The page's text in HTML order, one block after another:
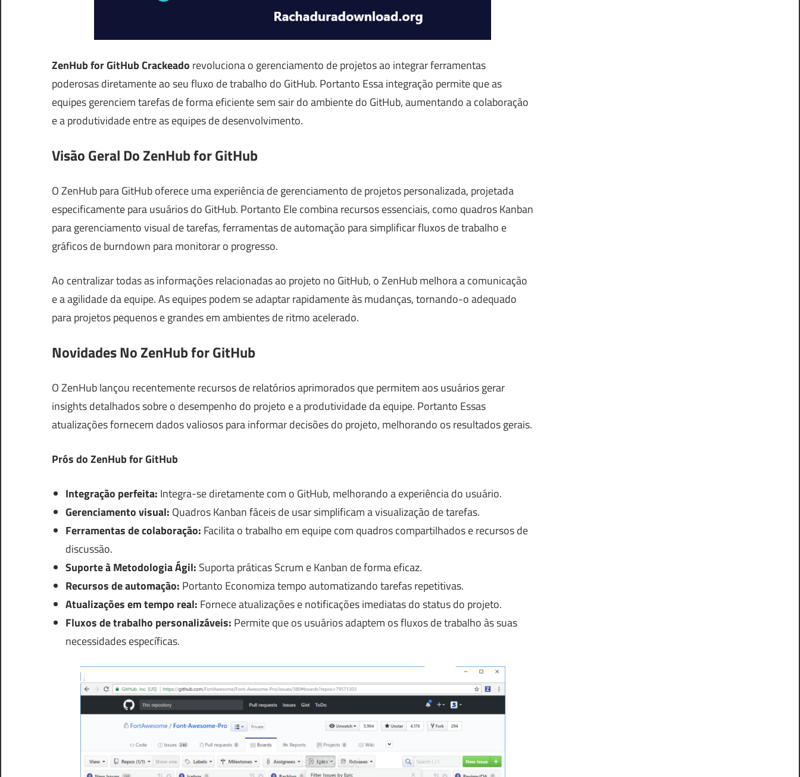
ZenHub for GitHub Crackeado revoluciona o gerenciamento de projetos ao integrar ferramentas
poderosas diretamente ao seu fluxo de trabalho do GitHub. Portanto Essa integração permite que as
equipes gerenciem tarefas de forma eficiente sem sair do ambiente do GitHub, aumentando a colaboração
e a produtividade entre as equipes de desenvolvimento.
Visão Geral Do ZenHub for GitHub
O ZenHub para GitHub oferece uma experiência de gerenciamento de projetos personalizada, projetada
especificamente para usuários do GitHub. Portanto Ele combina recursos essenciais, como quadros Kanban
para gerenciamento visual de tarefas, ferramentas de automação para simplificar fluxos de trabalho e
gráficos de burndown para monitorar o progresso.
Ao centralizar todas as informações relacionadas ao projeto no GitHub, o ZenHub melhora a comunicação
e a agilidade da equipe. As equipes podem se adaptar rapidamente às mudanças, tornando-o adequado
para projetos pequenos e grandes em ambientes de ritmo acelerado.
Novidades No ZenHub for GitHub
O ZenHub lançou recentemente recursos de relatórios aprimorados que permitem aos usuários gerar
insights detalhados sobre o desempenho do projeto e a produtividade da equipe. Portanto Essas
atualizações fornecem dados valiosos para informar decisões do projeto, melhorando os resultados gerais.
Prós do ZenHub for GitHub
Integração perfeita: Integra-se diretamente com o GitHub, melhorando a experiência do usuário.
Gerenciamento visual: Quadros Kanban fáceis de usar simplificam a visualização de tarefas.
Ferramentas de colaboração: Facilita o trabalho em equipe com quadros compartilhados e recursos de
discussão.
Suporte à Metodologia Ágil: Suporta práticas Scrum e Kanban de forma eficaz.
Recursos de automação: Portanto Economiza tempo automatizando tarefas repetitivas.
Atualizações em tempo real: Fornece atualizações e notificações imediatas do status do projeto.
Fluxos de trabalho personalizáveis: Permite que os usuários adaptem os fluxos de trabalho às suas
necessidades específicas.